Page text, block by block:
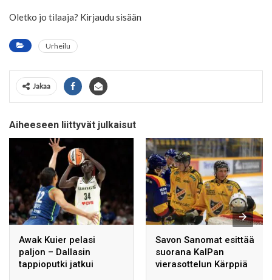
Oletko jo tilaaja? Kirjaudu sisään
Urheilu
Jakaa
Aiheeseen liittyvät julkaisut
Awak Kuier pelasi
paljon – Dallasin
tappioputki jatkui
Savon Sanomat esittää
suorana KalPan
vierasottelun Kärppiä